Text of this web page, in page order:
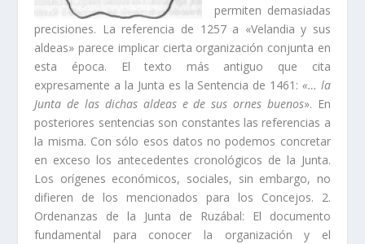
permiten demasiadas
precisiones. La referencia de 1257 a «Velandia y sus
aldeas» parece implicar cierta or­ganización conjunta en
esta época. El texto más antiguo que cita
expresamente a la Junta es la Sentencia de 1461: «… la
Junta de las dichas aldeas e de sus ornes buenos». En
posteriores sentencias son constantes las referencias a
la misma. Con sólo esos datos no podemos concretar
en exceso los antecedentes cronológicos de la Junta.
Los orí­genes económicos, sociales, sin embargo, no
difieren de los mencionados para los Concejos. 2.
Ordenanzas de la Junta de Ruzábal: El documento
fundamental para conocer la organización y el